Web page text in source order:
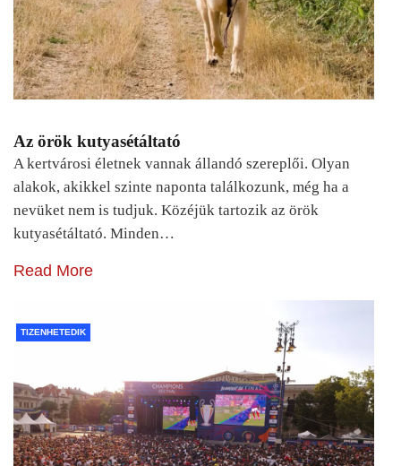
Az örök kutyasétáltató
A kertvárosi életnek vannak állandó szereplői. Olyan
alakok, akikkel szinte naponta találkozunk, még ha a
nevüket nem is tudjuk. Közéjük tartozik az örök
kutyasétáltató. Minden…
Read More
TIZENHETEDIK